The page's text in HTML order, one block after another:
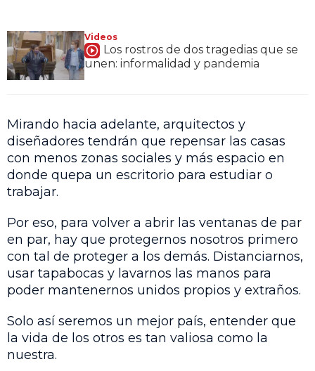
Videos
Los rostros de dos tragedias que se
unen: informalidad y pandemia
Mirando hacia adelante, arquitectos y
diseñadores tendrán que repensar las casas
con menos zonas sociales y más espacio en
donde quepa un escritorio para estudiar o
trabajar.
Por eso, para volver a abrir las ventanas de par
en par, hay que protegernos nosotros primero
con tal de proteger a los demás. Distanciarnos,
usar tapabocas y lavarnos las manos para
poder mantenernos unidos propios y extraños.
Solo así seremos un mejor país, entender que
la vida de los otros es tan valiosa como la
nuestra.